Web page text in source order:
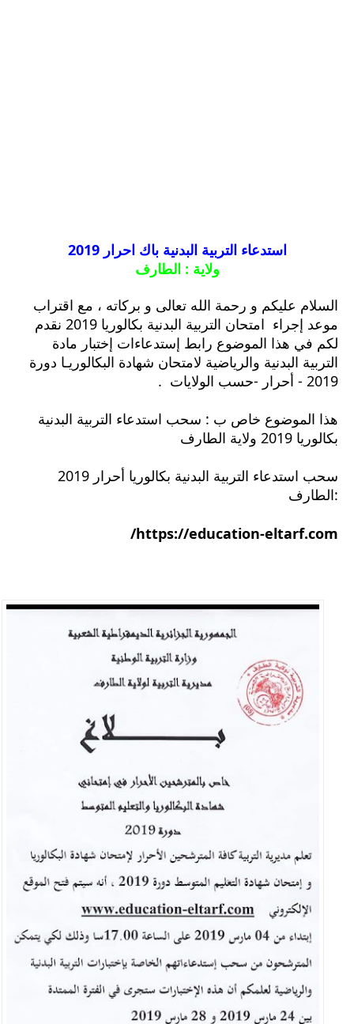
استدعاء التربية البدنية باك احرار 2019
ولاية : الطارف
السلام عليكم و رحمة الله تعالى و بركاته ، مع اقتراب
موعد إجراء امتحان التربية البدنية بكالوريا 2019
نقدم
لكم في هذا الموضوع رابط إستدعاءات إختبار مادة
التربية البدنية والرياضية لامتحان شهادة البكالوريـا دورة
2019 - أحرار -حسب الولايات .
هذا الموضوع خاص ب : سحب استدعاء التربية البدنية
بكالوريا 2019 ولاية الطارف
سحب استدعاء التربية البدنية بكالوريا أحرار 2019
:الطارف
https://education-eltarf.com/